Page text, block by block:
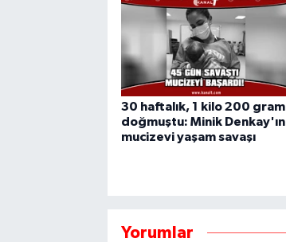
30 haftalık, 1 kilo 200 gram
doğmuştu: Minik Denkay'ın
mucizevi yaşam savaşı
Yorumlar